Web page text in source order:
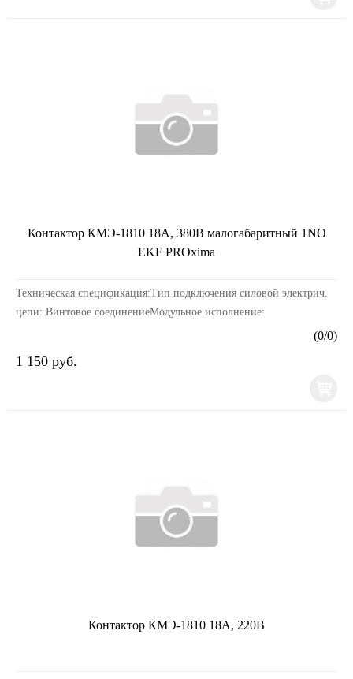
Контактор КМЭ-1810 18А, 380В малогабаритный 1NO
EKF PROxima
Техническая спецификация:Тип подключения силовой электрич.
цепи: Винтовое соединениеМодульное исполнение:
НетНоминальная рабочая мощность NEMA: 4Количество норм...
(0/0)
1 150 руб.
Контактор КМЭ-1810 18А, 220В